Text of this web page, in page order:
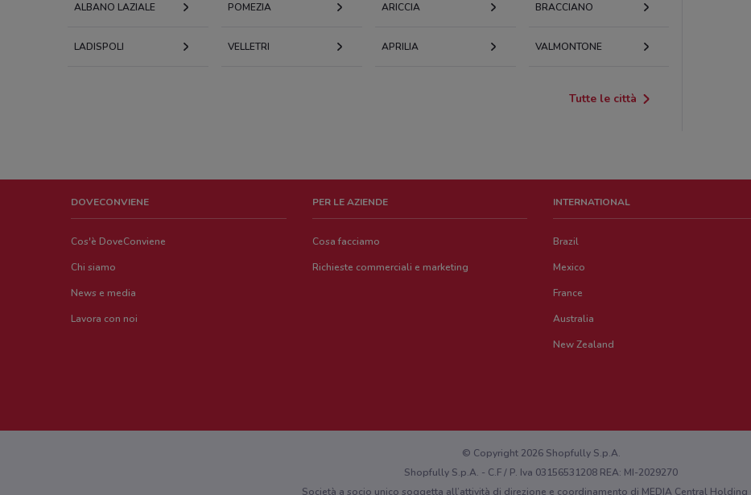
ALBANO LAZIALE POMEZIA ARICCIA BRACCIANO
LADISPOLI VELLETRI APRILIA VALMONTONE
Tutte le città
DOVECONVIENE
Cos'è DoveConviene
Chi siamo
News e media
Lavora con noi
PER LE AZIENDE
Cosa facciamo
Richieste commerciali e marketing
INTERNATIONAL
Brazil
Mexico
France
Australia
New Zealand
© Copyright 2026 Shopfully S.p.A.
Shopfully S.p.A. - C.F / P. Iva 03156531208 REA: MI-2029270
Società a socio unico soggetta all’attività di direzione e coordinamento di MEDIA Central Holding